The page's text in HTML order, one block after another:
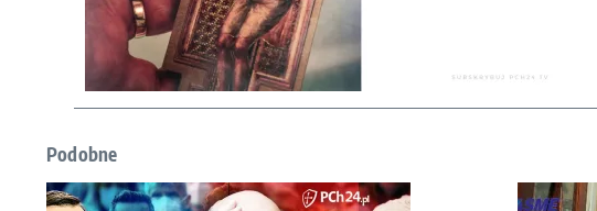
Podobne